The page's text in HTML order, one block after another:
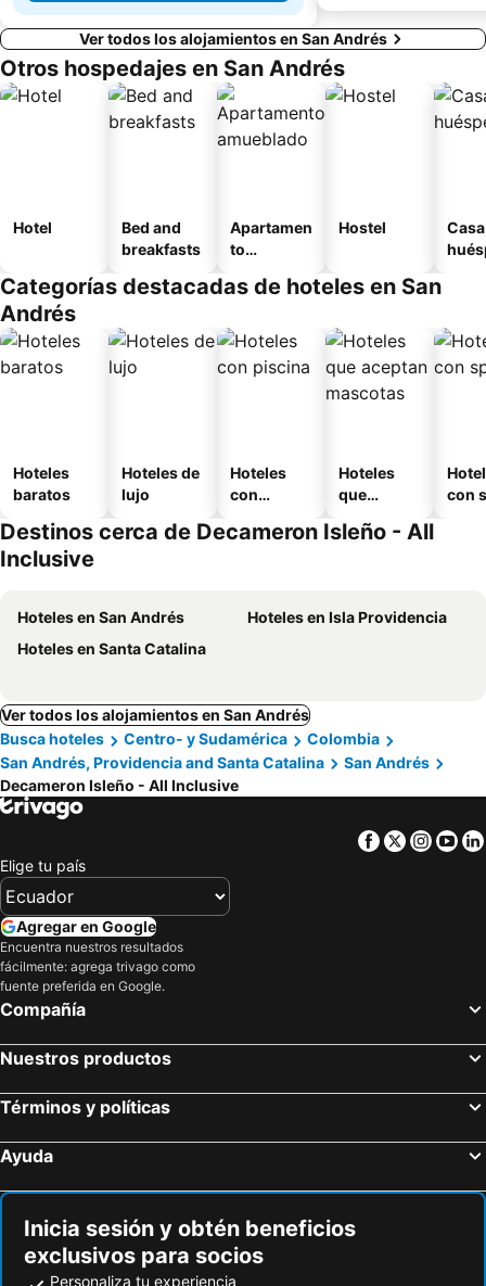
Ver todos los alojamientos en San Andrés
Otros hospedajes en San Andrés
Hotel
Bed and
breakfasts
Apartamen
to
o
Hostel
Categorías destacadas de hoteles en San
Andrés
Hoteles
baratos
Hoteles de
lujo
Hoteles
con
Hoteles
que
mascotas
con
Destinos cerca de Decameron Isleño - All
Inclusive
Hoteles en San Andrés
Hoteles en Isla Providencia
Hoteles en Santa Catalina
Ver todos los alojamientos en San Andrés
Busca hoteles
Centro- y Sudamérica
Colombia
San Andrés, Providencia and Santa Catalina
San Andrés
Decameron Isleño - All Inclusive
Facebook
Twitter
Elige tu país
Agregar en Google
Encuentra nuestros resultados
fácilmente: agrega trivago como
fuente preferida en Google.
Compañía
Nuestros productos
Términos y políticas
Ayuda
Inicia sesión y obtén beneficios
exclusivos para socios
Personaliza tu experiencia